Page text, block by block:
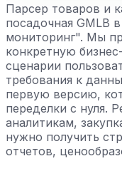
Парсер товаров и
посадочная GMLB
мониторинг". Мы
конкретную
сценарии
требования к
первую версию,
переделки с нуля.
аналитикам,
нужно получить
отчетов,